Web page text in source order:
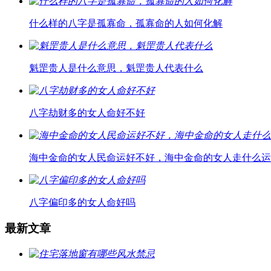
什么样的八字是孤寡命，孤寡命的人如何化解
魁罡贵人是什么意思，魁罡贵人代表什么
八字劫财多的女人命好不好
海中金命的女人民命运好不好，海中金命的女人走什么
八字偏印多的女人命好吗
最新文章